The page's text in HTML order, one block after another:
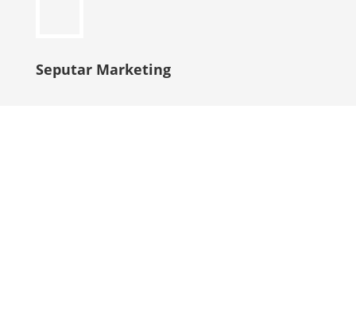
Seputar Marketing